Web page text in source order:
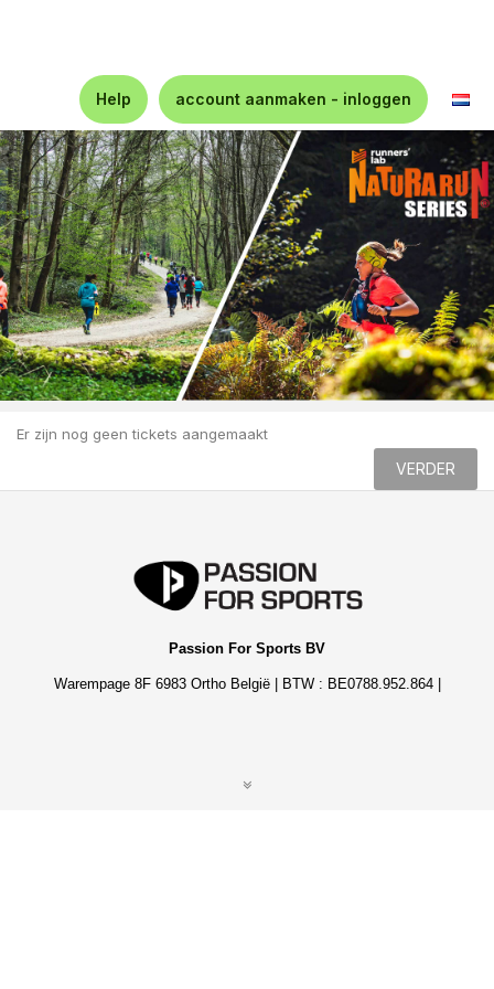
Help account aanmaken - inloggen
Er zijn nog geen tickets aangemaakt
VERDER
Passion For Sports BV
Warempage 8F 6983 Ortho België | BTW : BE0788.952.864 |